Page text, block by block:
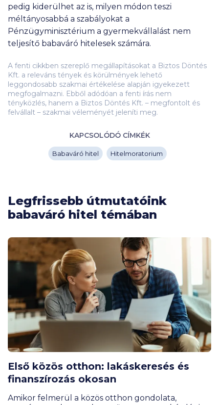
pedig kiderülhet az is, milyen módon teszi
méltányosabbá a szabályokat a
Pénzügyminisztérium a gyermekvállalást nem
teljesítő babaváró hitelesek számára.
A fenti cikkben szereplő megállapításokat a Biztos Döntés
Kft. a releváns tények és körülmények lehető
leggondosabb szakmai értékelése alapján igyekezett
megfogalmazni. Ebből adódóan a fenti írás nem
tényközlés, hanem a Biztos Döntés Kft. – megfontolt és
felvállalt – szakmai véleményét jeleníti meg.
KAPCSOLÓDÓ CÍMKÉK
Babaváró hitel Hitelmoratorium
Legfrissebb útmutatóink
babaváró hitel témában
Első közös otthon: lakáskeresés és
finanszírozás okosan
Amikor felmerül a közös otthon gondolata,